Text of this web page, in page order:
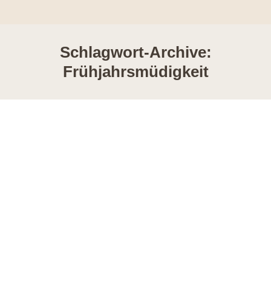
Schlagwort-Archive:
Frühjahrsmüdigkeit